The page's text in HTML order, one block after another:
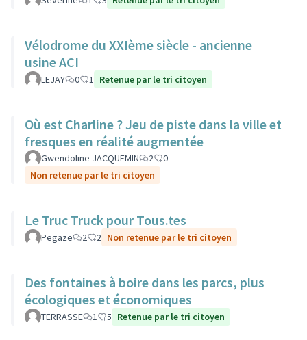
Vélodrome du XXIème siècle - ancienne
usine ACI
LEJAY 0 1 Retenue par le tri citoyen
Où est Charline ? Jeu de piste dans la ville et
fresques en réalité augmentée
Gwendoline JACQUEMIN 2
0
Non retenue par le tri citoyen
Le Truc Truck pour Tous.tes
Pegaze 2 2 Non retenue par le tri citoyen
Des fontaines à boire dans les parcs, plus
écologiques et économiques
TERRASSE 1 5 Retenue par le tri citoyen